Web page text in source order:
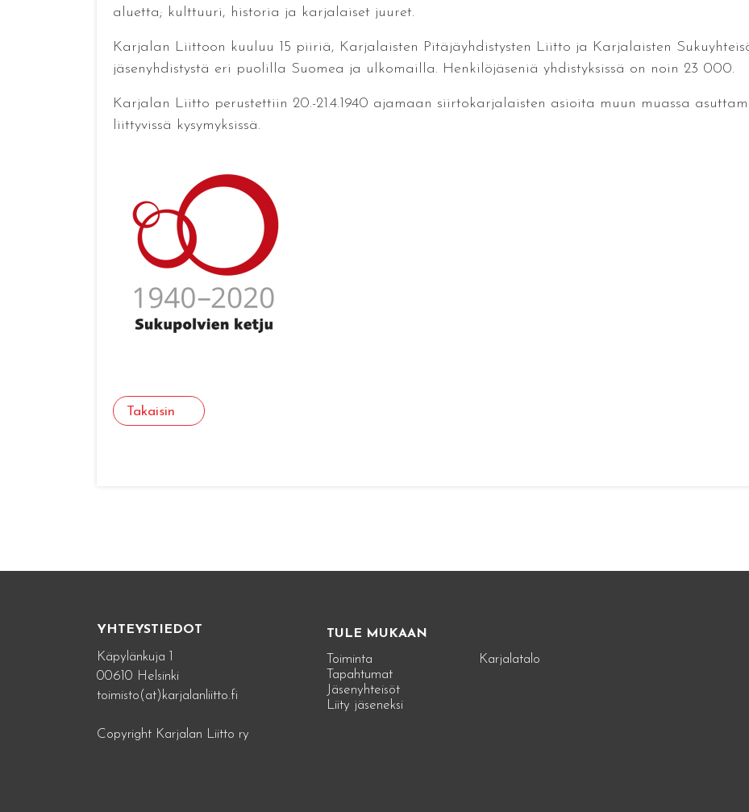
aluetta; kulttuuri, historia ja karjalaiset juuret.
Karjalan Liittoon kuuluu 15 piiriä, Karjalaisten Pitäjäyhdistysten Liitto ja Karjalaisten
jäsenyhdistystä eri puolilla Suomea ja ulkomailla. Henkilöjäseniä yhdistyksissä on noin 23 000.
Karjalan Liitto perustettiin 20.-21.4.1940 ajamaan siirtokarjalaisten asioita muun muassa
liittyvissä kysymyksissä.
Takaisin
YHTEYSTIEDOT
Käpylänkuja 1
00610 Helsinki
toimisto(at)karjalanliitto.fi
Copyright Karjalan Liitto ry
TULE MUKAAN
Toiminta
Tapahtumat
Jäsenyhteisöt
Liity jäseneksi
Karjalatalo